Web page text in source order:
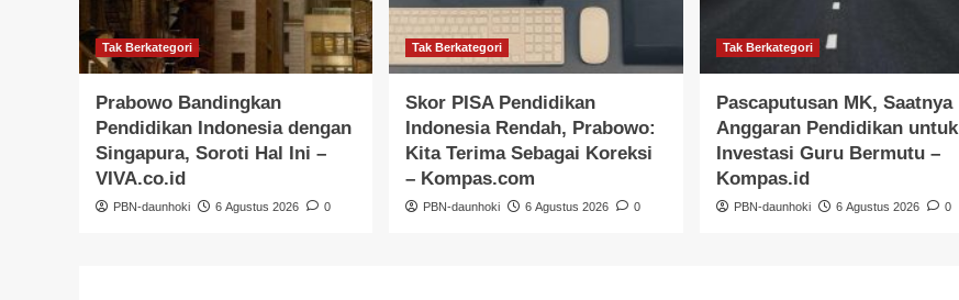
Tak Berkategori
Prabowo Bandingkan
Pendidikan Indonesia dengan
Singapura, Soroti Hal Ini –
VIVA.co.id
PBN-daunhoki 6 Agustus 2026 0
Tak Berkategori
Skor PISA Pendidikan
Indonesia Rendah, Prabowo:
Kita Terima Sebagai Koreksi
– Kompas.com
PBN-daunhoki 6 Agustus 2026 0
Tak Berkategori
Pascaputusan MK, Saatnya
Anggaran Pendidikan untuk
Investasi Guru Bermutu –
Kompas.id
PBN-daunhoki 6 Agustus 2026 0